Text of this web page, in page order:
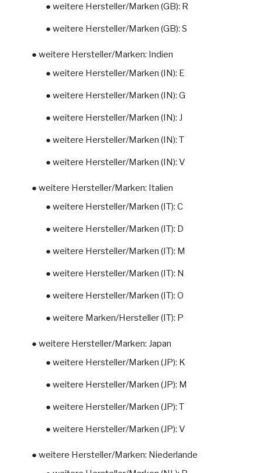
● weitere Hersteller/Marken (GB): R
● weitere Hersteller/Marken (GB): S
● weitere Hersteller/Marken: Indien
● weitere Hersteller/Marken (IN): E
● weitere Hersteller/Marken (IN): G
● weitere Hersteller/Marken (IN): J
● weitere Hersteller/Marken (IN): T
● weitere Hersteller/Marken (IN): V
● weitere Hersteller/Marken: Italien
● weitere Hersteller/Marken (IT): C
● weitere Hersteller/Marken (IT): D
● weitere Hersteller/Marken (IT): M
● weitere Hersteller/Marken (IT): N
● weitere Hersteller/Marken (IT): O
● weitere Marken/Hersteller (IT): P
● weitere Hersteller/Marken: Japan
● weitere Hersteller/Marken (JP): K
● weitere Hersteller/Marken (JP): M
● weitere Hersteller/Marken (JP): T
● weitere Hersteller/Marken (JP): V
● weitere Hersteller/Marken: Niederlande